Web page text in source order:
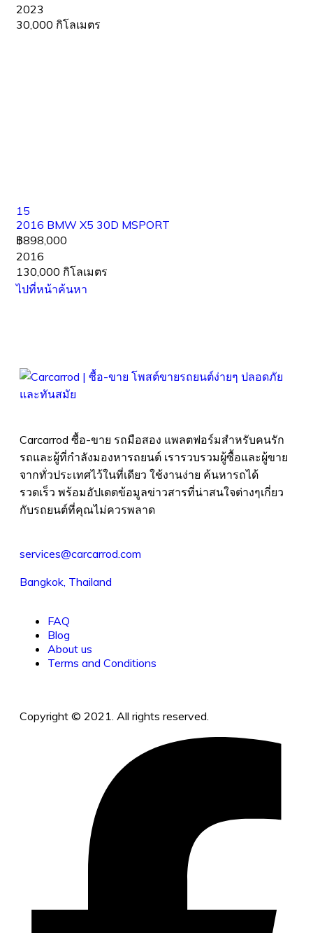
2023
30,000 กิโลเมตร
15
2016 BMW X5 30D MSPORT
฿898,000
2016
130,000 กิโลเมตร
ไปที่หน้าค้นหา
Carcarrod ซื้อ-ขาย รถมือสอง แพลตฟอร์มสำหรับคนรัก
รถและผู้ที่กำลังมองหารถยนต์ เรารวบรวมผู้ซื้อและผู้ขาย
จากทั่วประเทศไว้ในที่เดียว ใช้งานง่าย ค้นหารถได้
รวดเร็ว พร้อมอัปเดตข้อมูลข่าวสารที่น่าสนใจต่างๆเกี่ยว
กับรถยนต์ที่คุณไม่ควรพลาด
services@carcarrod.com
Bangkok, Thailand
FAQ
Blog
About us
Terms and Conditions
Copyright © 2021. All rights reserved.